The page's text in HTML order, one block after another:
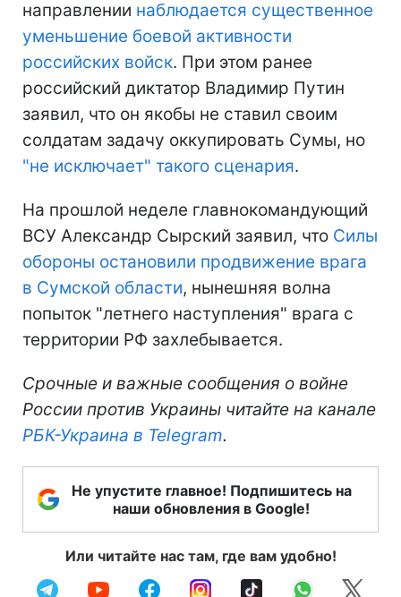
направлении наблюдается существенное
уменьшение боевой активности
российских войск. При этом ранее
российский диктатор Владимир Путин
заявил, что он якобы не ставил своим
солдатам задачу оккупировать Сумы, но
"не исключает" такого сценария.
На прошлой неделе главнокомандующий
ВСУ Александр Сырский заявил, что Силы
обороны остановили продвижение врага
в Сумской области, нынешняя волна
попыток "летнего наступления" врага с
территории РФ захлебывается.
Срочные и важные сообщения о войне
России против Украины читайте на канале
РБК-Украина в Telegram.
Не упустите главное! Подпишитесь на
наши обновления в Google!
Или читайте нас там, где вам удобно!